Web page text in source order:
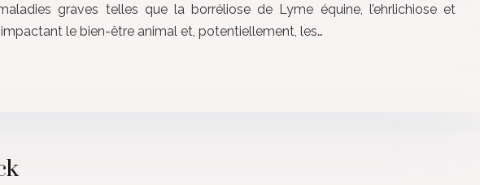
graves telles que la borréliose de Lyme équine, l’ehrlichiose et
le bien-être animal et, potentiellement, les…